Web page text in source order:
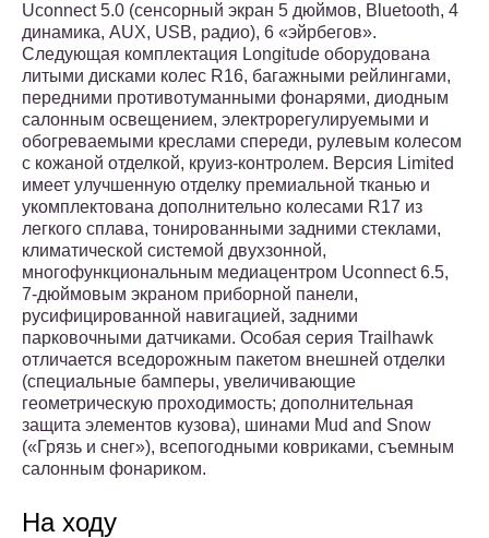
Uconnect 5.0 (сенсорный экран 5 дюймов, Bluetooth, 4
динамика, AUX, USB, радио), 6 «эйрбегов».
Следующая комплектация Longitude оборудована
литыми дисками колес R16, багажными рейлингами,
передними противотуманными фонарями, диодным
салонным освещением, электрорегулируемыми и
обогреваемыми креслами спереди, рулевым колесом
с кожаной отделкой, круиз-контролем. Версия Limited
имеет улучшенную отделку премиальной тканью и
укомплектована дополнительно колесами R17 из
легкого сплава, тонированными задними стеклами,
климатической системой двухзонной,
многофункциональным медиацентром Uconnect 6.5,
7-дюймовым экраном приборной панели,
русифицированной навигацией, задними
парковочными датчиками. Особая серия Trailhawk
отличается вседорожным пакетом внешней отделки
(специальные бамперы, увеличивающие
геометрическую проходимость; дополнительная
защита элементов кузова), шинами Mud and Snow
(«Грязь и снег»), всепогодными ковриками, съемным
салонным фонариком.
На ходу